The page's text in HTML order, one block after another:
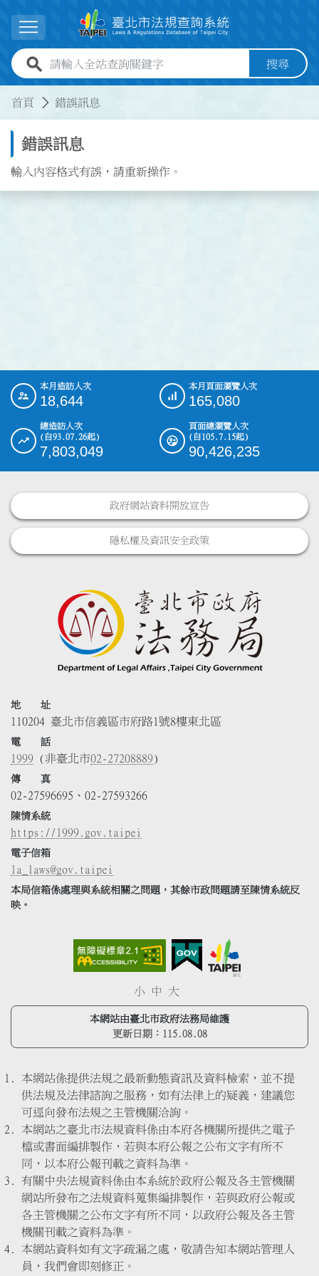
展開選單
全站查詢關鍵字欄位 搜尋
首頁 錯誤訊息
錯誤訊息
輸入內容格式有誤，請重新操作。
::: 本月造訪人次
18,644
本月頁面瀏覽人次
165,080
總造訪人次
(自93.07.26起)
7,803,049
頁面總瀏覽人次
(自105.7.15起)
90,426,235
政府網站資料開放宣告
隱私權及資訊安全政策
地 址
110204 臺北市信義區市府路1號8樓東北區
電 話
1999 (非臺北市02-27208889)
傳 真
02-27596695、02-27593266
陳情系統
https://1999.gov.taipei
電子信箱
la_laws@gov.taipei
本局信箱係處理與系統相關之問題，其餘市政問題請至陳情系統反
映。
小 中 大
本網站由臺北市政府法務局維護
更新日期： 115.08.08
本網站係提供法規之最新動態資訊及資料檢索，並不提
供法規及法律諮詢之服務，如有法律上的疑義，建議您
可逕向發布法規之主管機關洽詢。
本網站之臺北市法規資料係由本府各機關所提供之電子
檔或書面編排製作，若與本府公報之公布文字有所不
同，以本府公報刊載之資料為準。
有關中央法規資料係由本系統於政府公報及各主管機關
網站所發布之法規資料蒐集編排製作，若與政府公報或
各主管機關之公布文字有所不同，以政府公報及各主管
機關刊載之資料為準。
本網站資料如有文字疏漏之處，敬請告知本網站管理人
員，我們會即刻修正。